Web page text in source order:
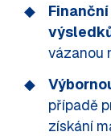
vázanou
případě
získání